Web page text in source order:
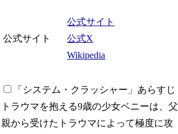
公式サイト
公式サイト
公式X
Wikipedia
「システム・クラッシャー」あらすじ
トラウマを抱える9歳の少女ベニーは、父
親から受けたトラウマによって極度に攻